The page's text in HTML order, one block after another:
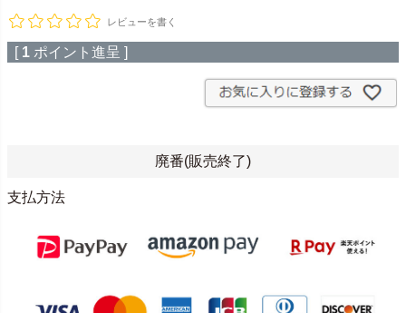
レビューを書く
[ 1 ポイント進呈 ]
廃番(販売終了)
支払方法